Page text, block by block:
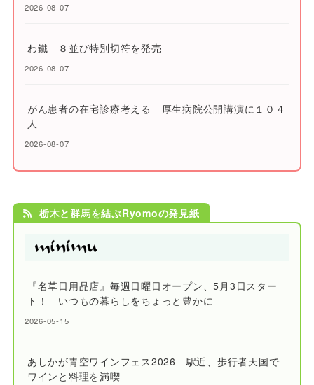
2026-08-07
わ鐵 ８並び特別切符を発売
2026-08-07
がん患者の在宅診療考える 厚生病院公開講演に１０４
人
2026-08-07
栃木と群馬を結ぶRyomoの発見紙
『名草日用品店』毎週日曜日オープン、5月3日スター
ト！ いつもの暮らしをちょっと豊かに
2026-05-15
あしかが青空ワインフェス2026 駅近、歩行者天国で
ワインと料理を満喫